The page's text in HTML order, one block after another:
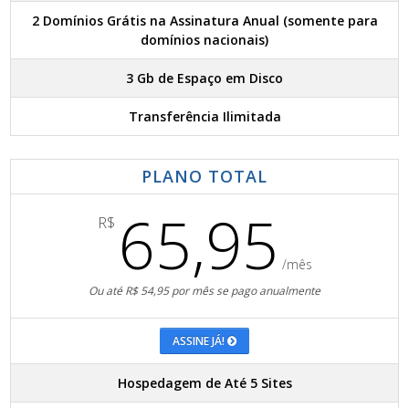
2 Domínios Grátis na Assinatura Anual (somente para
domínios nacionais)
3 Gb de Espaço em Disco
Transferência Ilimitada
PLANO TOTAL
R$ 65,95 /mês
Ou até R$ 54,95 por mês se pago anualmente
ASSINE JÁ!
Hospedagem de Até 5 Sites